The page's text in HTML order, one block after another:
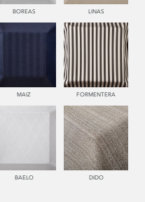
BOREAS LINAS
MAIZ FORMENTERA
BAELO DIDO